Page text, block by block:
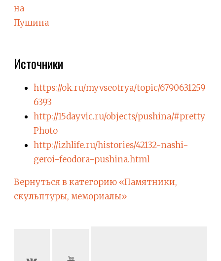
на
Пушина
Источники
https://ok.ru/myvseotrya/topic/6790631259
6393
http://15dayvic.ru/objects/pushina/#pretty
Photo
http://izhlife.ru/histories/42132-nashi-
geroi-feodora-pushina.html
Вернуться в категорию «Памятники,
скульптуры, мемориалы»